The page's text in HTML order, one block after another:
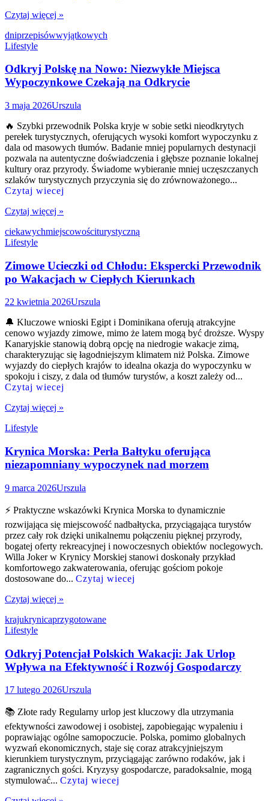
Czytaj więcej »
dniprzepisówwyjątkowych
Lifestyle
Odkryj Polskę na Nowo: Niezwykłe Miejsca
Wypoczynkowe Czekają na Odkrycie
3 maja 2026Urszula
🔥 Szybki przewodnik Polska kryje w sobie setki nieodkrytych
perełek turystycznych, oferujących wysoki komfort wypoczynku z
dala od masowych tłumów. Badanie mniej popularnych destynacji
pozwala na autentyczne doświadczenia i głębsze poznanie lokalnej
kultury oraz przyrody. Świadome wybieranie mniej uczęszczanych
szlaków turystycznych przyczynia się do zrównoważonego...
Czytaj wiecej
Czytaj więcej »
ciekawychmiejscowościturystyczną
Lifestyle
Zimowe Ucieczki od Chłodu: Ekspercki Przewodnik
po Wakacjach w Ciepłych Kierunkach
22 kwietnia 2026Urszula
🔔 Kluczowe wnioski Egipt i Dominikana oferują atrakcyjne
cenowo wyjazdy zimowe, mimo że latem mogą być droższe. Wyspy
Kanaryjskie stanowią dobrą opcję na niedrogie wakacje zimą,
charakteryzując się łagodniejszym klimatem niż Polska. Zimowe
wyjazdy do ciepłych krajów to idealna okazja do wypoczynku w
spokoju i ciszy, z dala od tłumów turystów, a koszt zależy od...
Czytaj wiecej
Czytaj więcej »
Lifestyle
Krynica Morska: Perła Bałtyku oferująca
niezapomniany wypoczynek nad morzem
9 marca 2026Urszula
⚡ Praktyczne wskazówki Krynica Morska to dynamicznie
rozwijająca się miejscowość nadbałtycka, przyciągająca turystów
przez cały rok dzięki unikalnemu połączeniu pięknej przyrody,
bogatej oferty rekreacyjnej i nowoczesnych obiektów noclegowych.
Willa Joker w Krynicy Morskiej stanowi doskonały przykład
komfortowego zakwaterowania, oferując gościom pokoje
dostosowane do... Czytaj wiecej
Czytaj więcej »
krajukrynicaprzygotowane
Lifestyle
Odkryj Potencjał Polskich Wakacji: Jak Urlop
Wpływa na Efektywność i Rozwój Gospodarczy
17 lutego 2026Urszula
📚 Złote rady Regularny urlop jest kluczowy dla utrzymania
efektywności zawodowej i osobistej, zapobiegając wypaleniu i
poprawiając ogólne samopoczucie. Polska, pomimo globalnych
wyzwań ekonomicznych, staje się coraz atrakcyjniejszym
kierunkiem turystycznym, przyciągając zarówno rodaków, jak i
zagranicznych gości. Kryzysy gospodarcze, paradoksalnie, mogą
stymulować... Czytaj wiecej